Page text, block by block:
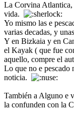
La Corvina Atlantica,
vida.
Yo mismo las e
varias decadas, y
Y en Bizkaia y en
el Kayak ( que fue
aquello, compre el
Lo que no e pescado
noticia.
También a Alguno e
la confunden con la